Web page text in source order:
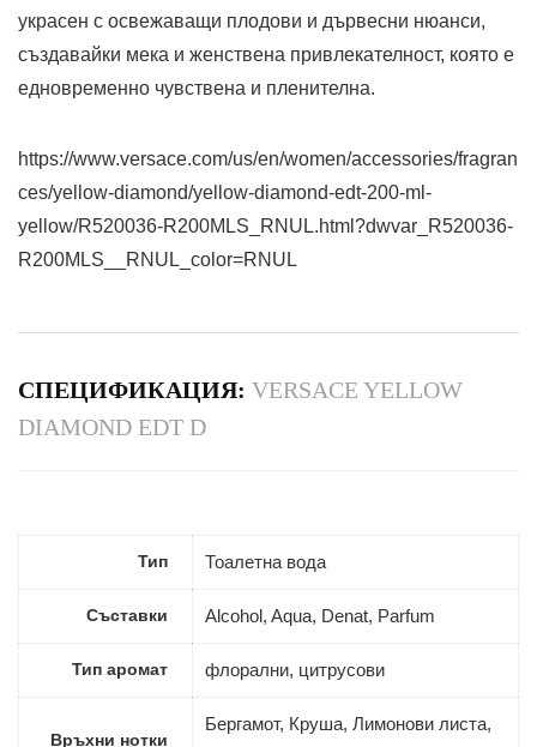
украсен с освежаващи плодови и дървесни нюанси,
създавайки мека и женствена привлекателност, която е
едновременно чувствена и пленителна.
https://www.versace.com/us/en/women/accessories/fragran
ces/yellow-diamond/yellow-diamond-edt-200-ml-
yellow/R520036-R200MLS_RNUL.html?dwvar_R520036-
R200MLS__RNUL_color=RNUL
СПЕЦИФИКАЦИЯ: VERSACE YELLOW
DIAMOND EDT D
Тип Тоалетна вода
Съставки Alcohol, Aqua, Denat, Parfum
Тип аромат флорални, цитрусови
Връхни нотки
Бергамот, Круша, Лимонови листа,